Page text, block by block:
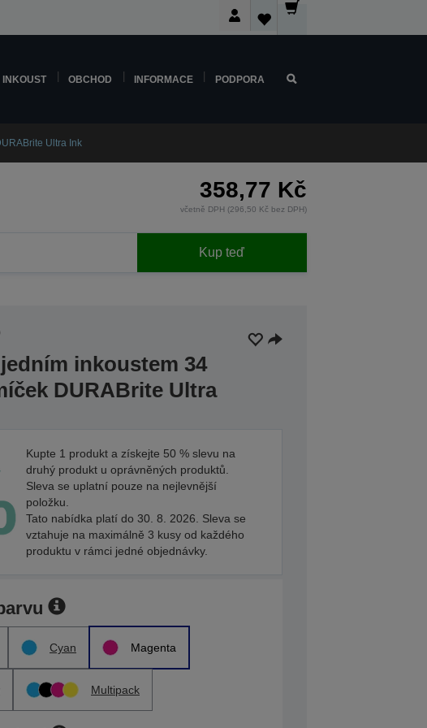
INKOUST OBCHOD INFORMACE PODPORA
Ultra Ink
358,77 Kč
včetně DPH (296,50 Kč bez DPH)
Kup teď
inkoustem 34
DURABrite Ultra
Kupte 1 produkt a získejte 50 % slevu na
druhý produkt u oprávněných produktů.
Sleva se uplatní pouze na nejlevnější
položku.
Tato nabídka platí do 30. 8. 2026. Sleva se
vztahuje na maximálně 3 kusy od každého
produktu v rámci jedné objednávky.
Cyan Magenta
Multipack